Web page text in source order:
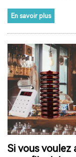
En savoir plus
Si vous voulez
HAUT-PARLEUR DE
SYSTÈME
BANQUE LA
SYNCHRONISATION
VERROUILLAGE DE
RAPPEL DE DISTANCE
VISITE GUIDEE